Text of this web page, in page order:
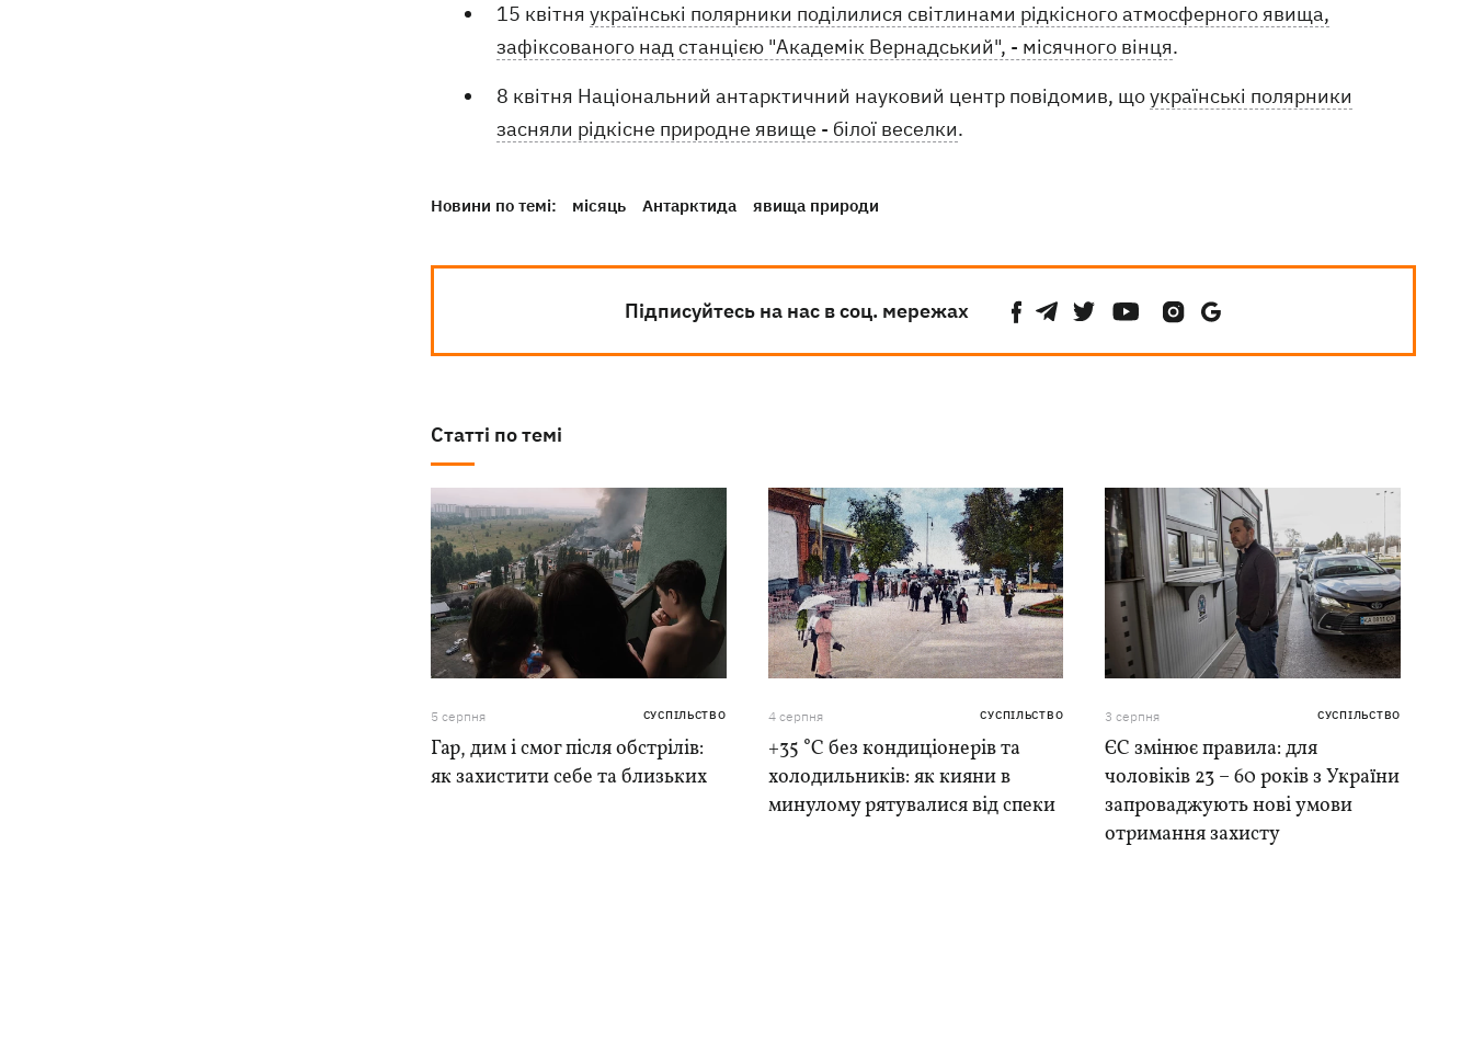
15 квітня українські полярники поділилися світлинами рідкісного атмосферного явища,
зафіксованого над станцією "Академік Вернадський", - місячного вінця.
8 квітня Національний антарктичний науковий центр повідомив, щоукраїнські полярники
засняли рідкісне природне явище - білої веселки.
Новини по темі: місяць Антарктида явища природи
Підписуйтесь на нас в соц. мережах
Статті по темі
5 серпня СУСПІЛЬСТВО
Гар, дим і смог після обстрілів:
як захистити себе та близьких
4 серпня СУСПІЛЬСТВО
+35 °C без кондиціонерів та
холодильників: як кияни в
минулому рятувалися від спеки
3 серпня СУСПІЛЬСТВО
ЄС змінює правила: для
чоловіків 23 – 60 років з України
запроваджують нові умови
отримання захисту